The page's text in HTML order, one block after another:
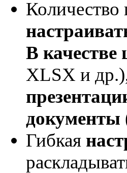
В
XLSX и
документы
Гибкая